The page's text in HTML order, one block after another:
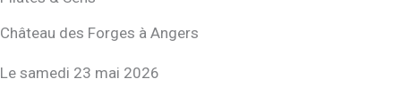
Château des Forges à Angers
Le samedi 23 mai 2026